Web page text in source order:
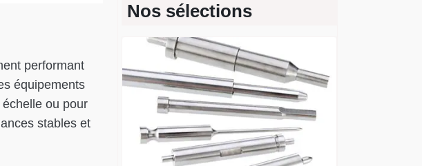
performant
équipements
ou pour
stables et
Nos sélections